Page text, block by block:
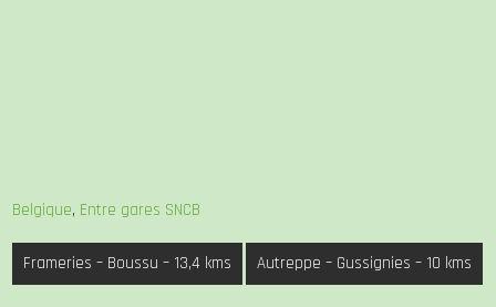
Belgique, Entre gares SNCB
Navigation
de
Frameries – Boussu – 13,4 kms Autreppe – Gussignies – 10 kms